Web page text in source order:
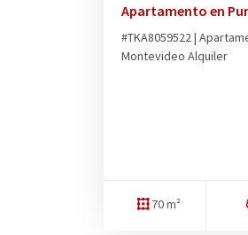
Apartamento en
#TKA8059522 |
Montevideo Alquiler
70 m²